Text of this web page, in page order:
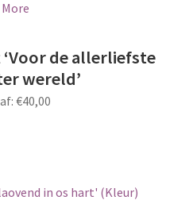
Deze
kan
worden
op
de allerliefste
wereld’
€40,00
meerdere